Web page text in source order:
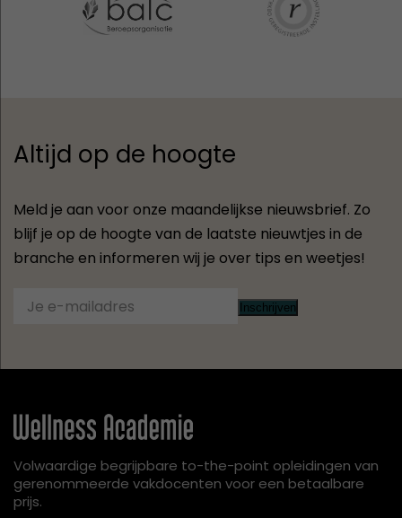
Altijd op de hoogte
Meld je aan voor onze maandelijkse nieuwsbrief. Zo
blijf je op de hoogte van de laatste nieuwtjes in de
branche en informeren wij je over tips en weetjes!
Inschrijven
Volwaardige begrijpbare to-the-point opleidingen van
gerenommeerde vakdocenten voor een betaalbare
prijs.